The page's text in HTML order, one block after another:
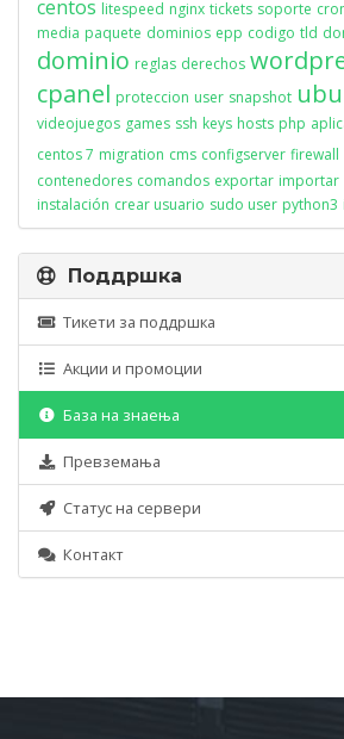
centos litespeed nginx tickets soporte
media paquete dominios epp codigo tld
dominio reglas derechos
cpanel proteccion user snapshot
videojuegos games ssh keys hosts php
centos 7 migration cms configserver firewall
contenedores comandos exportar importar
instalación crear usuario sudo user python3
Поддршка
Тикети за поддршка
Акции и промоции
База на знаења
Превземања
Статус на сервери
Контакт